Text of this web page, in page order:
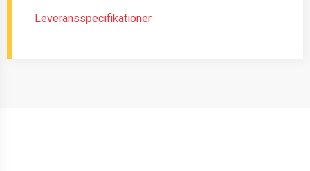
Leveransspecifikationer